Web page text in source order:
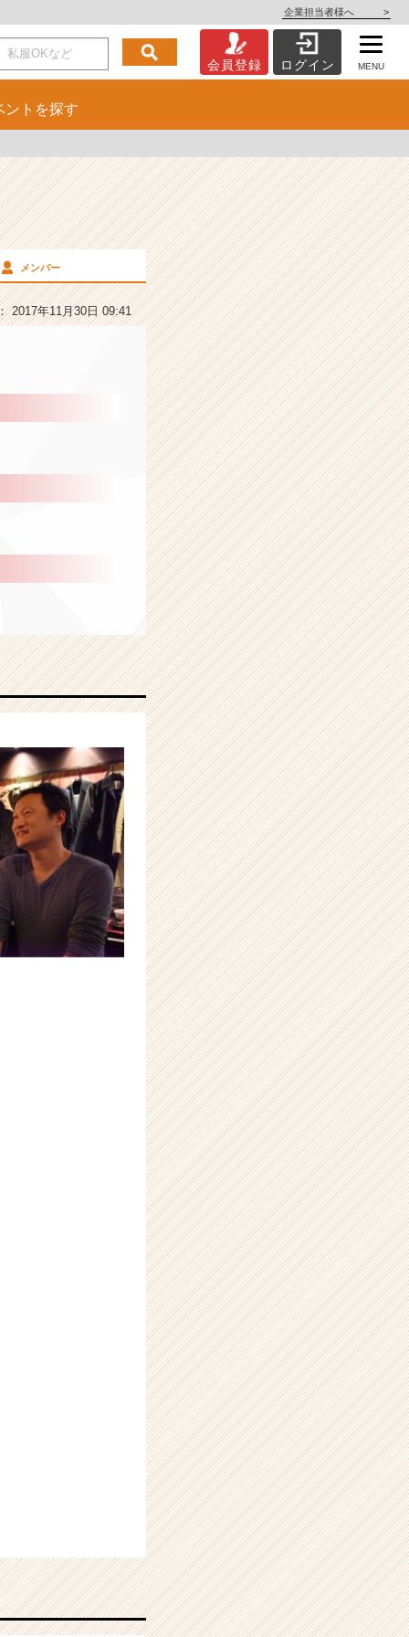
企業担当者様へ >
会員登録 ログイン MENU
ント を探す
メンバー
2017年11月30日 09:41